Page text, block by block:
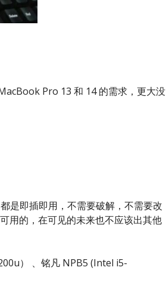
Pro 13 和 14 的需求，更大没
是即插即用，不需要破解，不需要改
用的，在可见的未来也不应该出其他
） 、铭凡 NPB5 (Intel i5-